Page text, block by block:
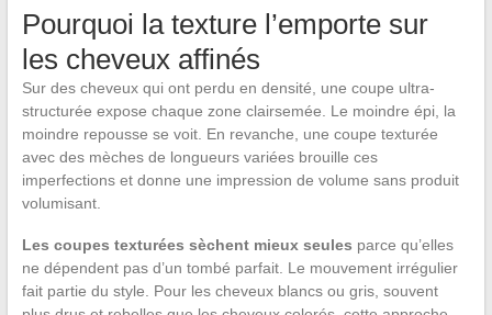
Pourquoi la texture l’emporte sur
les cheveux affinés
Sur des cheveux qui ont perdu en densité, une coupe ultra-
structurée expose chaque zone clairsemée. Le moindre épi, la
moindre repousse se voit. En revanche, une coupe texturée
avec des mèches de longueurs variées brouille ces
imperfections et donne une impression de volume sans produit
volumisant.
Les coupes texturées sèchent mieux seules parce qu’elles
ne dépendent pas d’un tombé parfait. Le mouvement irrégulier
fait partie du style. Pour les cheveux blancs ou gris, souvent